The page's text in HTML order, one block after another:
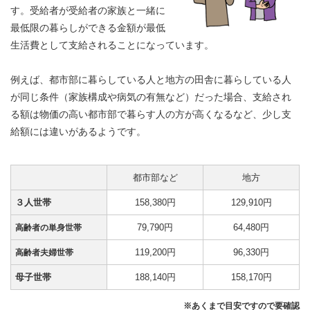
す。受給者が受給者の家族と一緒に
最低限の暮らしができる金額が最低
生活費として支給されることになっています。
例えば、都市部に暮らしている人と地方の田舎に暮らしている人
が同じ条件（家族構成や病気の有無など）だった場合、支給され
る額は物価の高い都市部で暮らす人の方が高くなるなど、少し支
給額には違いがあるようです。
都市部など 地方
３人世帯 158,380円 129,910円
高齢者の単身世帯 79,790円 64,480円
高齢者夫婦世帯 119,200円 96,330円
母子世帯 188,140円 158,170円
※あくまで目安ですので要確認